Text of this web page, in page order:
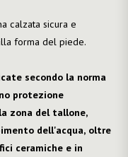
calzata sicura e
forma del piede.
secondo la norma
protezione
zona del tallone,
dell'acqua, oltre
ceramiche e in